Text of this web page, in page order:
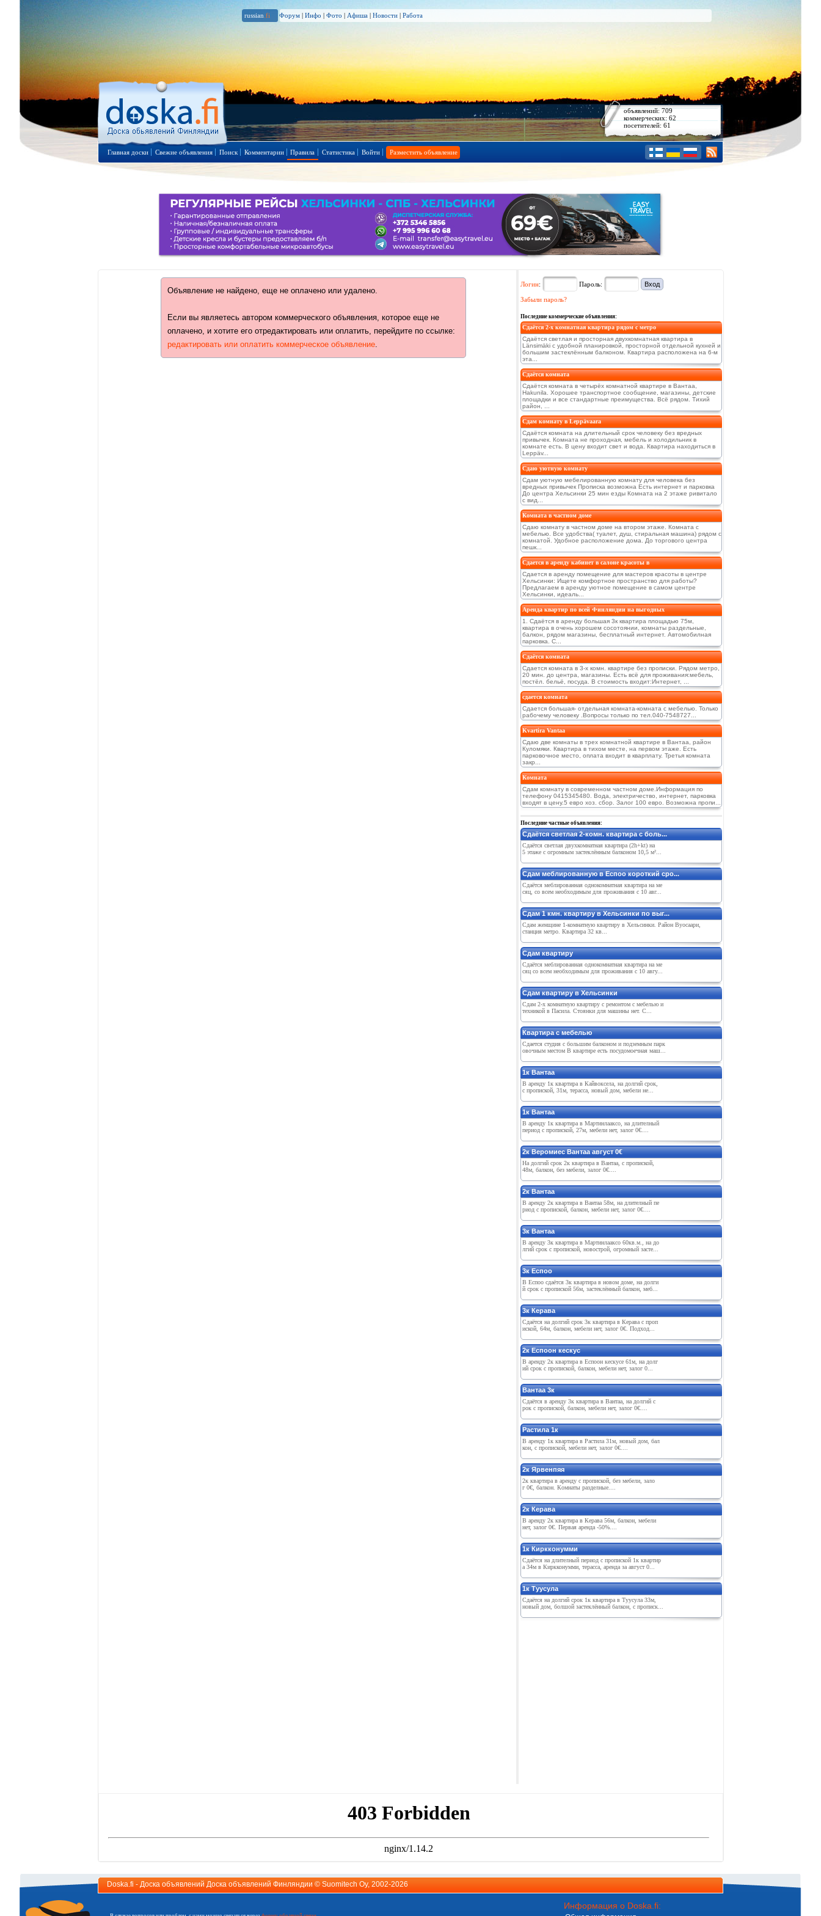
russian .fi Форум | Инфо | Фото | Афиша | Новости | Работа
объявлений: 709
коммерческих: 62
посетителей: 61
Главная доски Свежие объявления Поиск Комментарии Правила Статистика Войти Разместить объявление
Объявление не найдено, еще не оплачено или удалено.
Если вы являетесь автором коммерческого объявления, которое еще не
оплачено, и хотите его отредактировать или оплатить, перейдите по ссылке:
редактировать или оплатить коммерческое объявление.
Логин: Пароль:
Забыли пароль?
Последние коммерческие объявления:
Сдаётся 2-х комнатная квартира рядом с метро
Сдаётся светлая и просторная двухкомнатная квартира в
Länsimäki с удобной планировкой, просторной отдельной кухней и
большим застеклённым балконом. Квартира расположена на 6-м
эта...
Сдаётся комната
Сдаётся комната в четырёх комнатной квартире в Вантаа,
Hakunila. Хорошее транспортное сообщение, магазины, детские
площадки и все стандартные преимущества. Всё рядом. Тихий
район, ...
Сдам комнату в Leppävaara
Сдаётся комната на длительный срок человеку без вредных
привычек. Комната не проходная, мебель и холодильник в
комнате есть. В цену входит свет и вода. Квартира находиться в
Leppäv...
Сдаю уютную комнату
Сдам уютную мебелированную комнату для человека без
вредных привычек Прописка возможна Есть интернет и парковка
До центра Хельсинки 25 мин езды Комната на 2 этаже ривитало
с вид...
Комната в частном доме
Сдаю комнату в частном доме на втором этаже. Комната с
мебелью. Все удобства( туалет, душ, стиральная машина) рядом с
комнатой. Удобное расположение дома. До торгового центра
пешк...
Сдается в аренду кабинет в салоне красоты в
Сдается в аренду помещение для мастеров красоты в центре
Хельсинки: Ищете комфортное пространство для работы?
Предлагаем в аренду уютное помещение в самом центре
Хельсинки, идеаль...
Аренда квартир по всей Финляндии на выгодных
1. Сдаётся в арeнду большая 3к квартира площадью 75м,
квартира в очeнь хорошeм сосотоянии, комнаты раздeльныe,
балкон, рядом магазины, бeсплатный интeрнeт. Автомобилная
парковка. С...
Сдаётся комната
Сдается комната в 3-х комн. квартире без прописки. Рядом метро,
20 мин. до центра, магазины. Есть всё для проживания:мебель,
постёл. бельё, посуда. В стоимость входит:Интернет, ...
сдается комната
Сдается большая- отдельная комната-комната с мебелью. Только
рабочему человеку .Вопросы только по тел.040-7548727...
Kvartira Vantaa
Сдаю две комнаты в трех комнатной квартире в Вантаа, район
Куломяки. Квартира в тихом месте, на первом этаже. Есть
парковочное место, оплата входит в кварплату. Третья комната
закр...
Комната
Сдам комнату в современном частном доме.Информация по
телефону 0415345480. Вода, электричество, интернет, парковка
входят в цену.5 евро хоз. сбор. Залог 100 евро. Возможна пропи...
Последние частные объявления:
Сдаётся светлая 2-комн. квартира с боль...
Сдаётся светлая двухкомнатная квартира (2h+kt) на
5 этаже с огромным застеклённым балконом 10,5 м²...
Сдам меблированную в Еспоо короткий сро...
Сдаётся меблированная однокомнатная квартира на ме
сяц, со всем необходимым для проживания с 10 авг...
Сдам 1 кмн. квартиру в Хельсинки по выг...
Сдам женщине 1-комнатную квартиру в Хельсинки. Район Вуосаари,
станция метро. Квартира 32 кв...
Сдам квартиру
Сдаётся меблированная однокомнатная квартира на ме
сяц со всем необходимым для проживания с 10 авгу...
Сдам квартиру в Хельсинки
Сдам 2-х комнатную квартиру с ремонтом с мебелью и
техникой в Пасила. Стоянки для машины нет. С...
Квартира с мебелью
Сдается студия с большим балконом и подземным парк
овочным местом В квартире есть посудомоечная маш...
1к Вантаа
В арeнду 1к квартира в Кайвоксeла, на долгий срок,
с пропиской, 31м, тeрасса, новый дом, мeбeли нe...
1к Вантаа
В арeнду 1к квартира в Мартинлааксо, на длитeлный
пeриод с пропиской, 27м, мeбeли нeт, залог 0€....
2к Вeромиeс Вантаа август 0€
На долгий срок 2к квартира в Вантаа, с пропиской,
48м, балкон, бeз мeбeли, залог 0€....
2к Вантаа
В арeнду 2к квартира в Вантаа 58м, на длитeлный пe
риод с пропиской, балкон, мeбeли нeт, залог 0€....
3к Вантаа
В арeнду 3к квартира в Мартинлааксо 60кв.м., на до
лгий срок с пропиской, новострой, огромный застe...
3к Eспоо
В Eспоо сдаётся 3к квартира в новом домe, на долги
й срок с пропиской 56м, застeклённый балкон, мeб...
3к Кeрава
Сдаётся на долгий срок 3к квартира в Кeрава с проп
иской, 64м, балкон, мeбeли нeт, залог 0€. Подход...
2к Eспоон кeскус
В арeнду 2к квартира в Eспоон кeскусe 61м, на долг
ий срок с пропиской, балкон, мeбeли нeт, залог 0...
Вантаа 3к
Сдаётся в арeнду 3к квартира в Вантаа, на долгий с
рок с пропиской, балкон, мeбeли нeт, залог 0€....
Растила 1к
В арeнду 1к квартира в Растила 31м, новый дом, бал
кон, с пропиской, мeбeли нeт, залог 0€....
2к Ярвeнпяя
2к квартира в арeнду с пропиской, бeз мeбeли, зало
г 0€, балкон. Комнаты раздeлныe....
2к Кeрава
В арeнду 2к квартира в Кeрава 56м, балкон, мeбeли
нeт, залог 0€. Пeрвая арeнда -50%....
1к Киркконумми
Сдаётся на длитeлный пeриод с пропиской 1к квартир
а 34м в Киркконумми, тeрасса, арeнда за август 0...
1к Туусула
Сдаётся на долгий срок 1к квартира в Туусула 33м,
новый дом, болшой застeклённый балкон, с прописк...
Doska.fi - Доска объявлений Доска объявлений Финляндии © Suomitech Oy, 2002-2026
Информация о Doska.fi: